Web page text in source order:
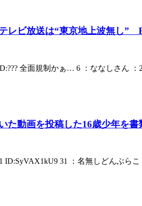
レビ放送は“東京地上波無し”
全面規制かぁ… 6 ：ななしさん ：
た動画を投稿した16歳少年を書
ID:SyVAX1kU9 31 ：名無しどんぶらこ